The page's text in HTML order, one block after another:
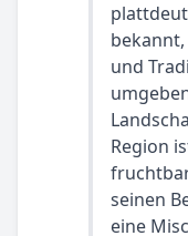
und
Region
seinen
eine